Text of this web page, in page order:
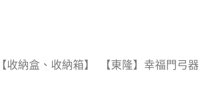
【收納盒、收納箱】 【東隆】幸福門弓器